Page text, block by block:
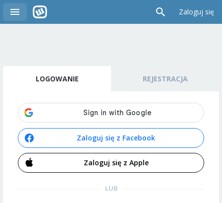
Zaloguj się
LOGOWANIE REJESTRACJA
Zaloguj się z Facebook
Zaloguj się z Apple
LUB